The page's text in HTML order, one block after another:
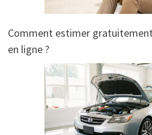
Comment estimer
en ligne ?